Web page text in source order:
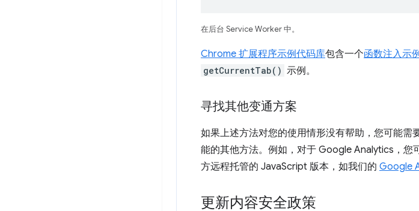
在后台 Service Worker 中。
Chrome 扩展程序示例代码库包含一个函数注入示
getCurrentTab() 示例。
寻找其他变通方案
如果上述方法对您的使用情形没有帮助，您可能
能的其他方法。例如，对于 Google Analytics，
方远程托管的 JavaScript 版本，如我们的 Google
更新内容安全政策